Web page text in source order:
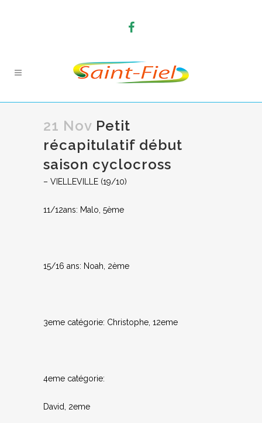
21 Nov Petit
récapitulatif début
saison cyclocross
– VIELLEVILLE (19/10)
11/12ans: Malo, 5ème
15/16 ans: Noah, 2ème
3eme catégorie: Christophe, 12eme
4eme catégorie:
David, 2eme